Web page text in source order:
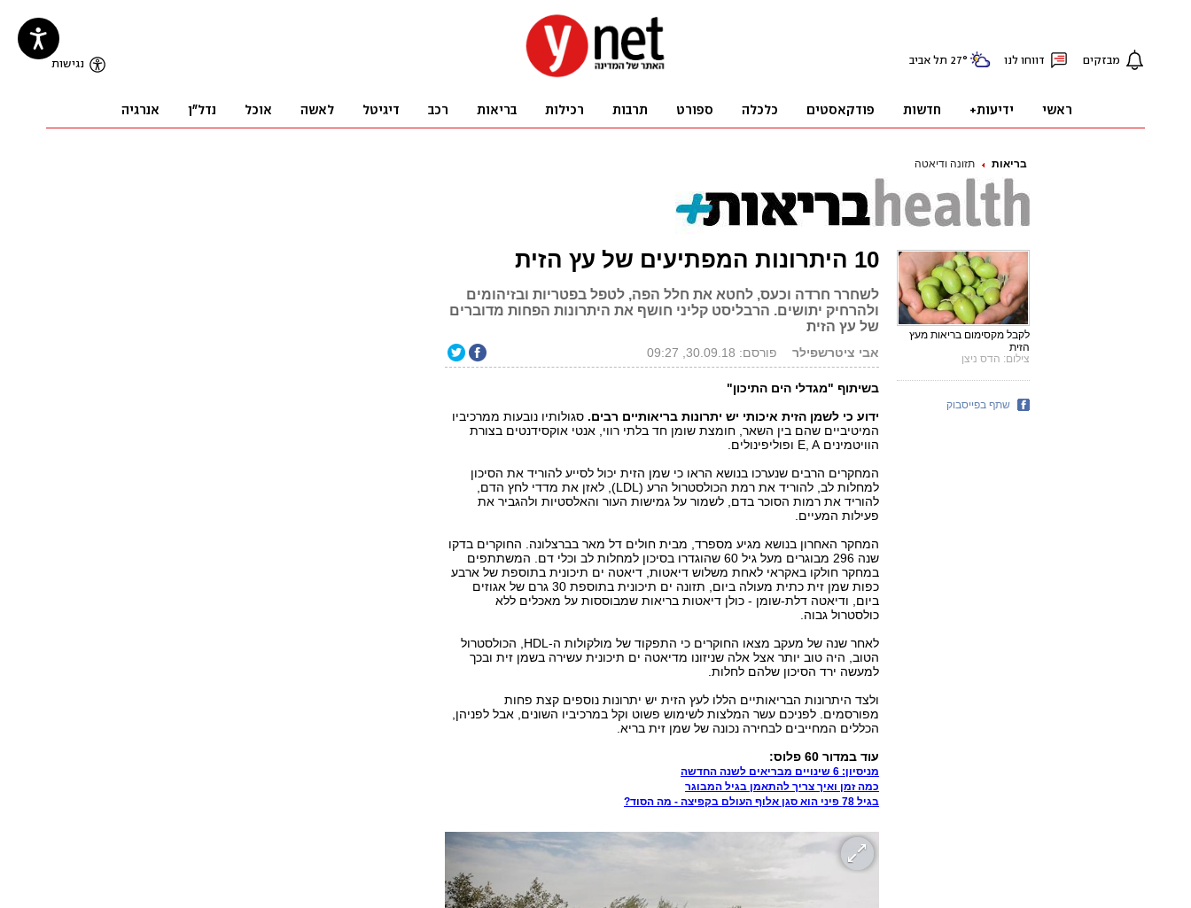
בריאות תזונה ודיאטה
10 היתרונות המפתיעים של עץ הזית
לשחרר חרדה וכעס, לחטא את חלל הפה, לטפל בפטריות ובזיהומים
ולהרחיק יתושים. הרבליסט קליני חושף את היתרונות הפחות מדוברים
של עץ הזית
אבי ציטרשפילר פורסם: 30.09.18, 09:27
בשיתוף "מגדלי הים התיכון"
ידוע כי לשמן הזית איכותי יש יתרונות בריאותיים רבים. סגולותיו נובעות ממרכיביו
המיטיביים שהם בין השאר, חומצת שומן חד בלתי רווי, אנטי אוקסידנטים בצורת
הוויטמינים E, A ופוליפינולים.
המחקרים הרבים שנערכו בנושא הראו כי שמן הזית יכול לסייע להוריד את הסיכון
למחלות לב, להוריד את רמת הכולסטרול הרע (LDL), לאזן את מדדי לחץ הדם,
להוריד את רמות הסוכר בדם, לשמור על גמישות העור והאלסטיות ולהגביר את
פעילות המעיים.
המחקר האחרון בנושא מגיע מספרד, מבית חולים דל מאר בברצלונה. החוקרים בדקו
שנה 296 מבוגרים מעל גיל 60 שהוגדרו בסיכון למחלות לב וכלי דם. המשתתפים
במחקר חולקו באקראי לאחת משלוש דיאטות, דיאטה ים תיכונית בתוספת של ארבע
כפות שמן זית כתית מעולה ביום, תזונה ים תיכונית בתוספת 30 גרם של אגוזים
ביום, ודיאטה דלת-שומן - כולן דיאטות בריאות שמבוססות על מאכלים ללא
כולסטרול גבוה.
לאחר שנה של מעקב מצאו החוקרים כי התפקוד של מולקולות ה-HDL, הכולסטרול
הטוב, היה טוב יותר אצל אלה שניזונו מדיאטה ים תיכונית עשירה בשמן זית ובכך
למעשה ירד הסיכון שלהם לחלות.
ולצד היתרונות הבריאותיים הללו לעץ הזית יש יתרונות נוספים קצת פחות
מפורסמים. לפניכם עשר המלצות לשימוש פשוט וקל במרכיביו השונים, אבל לפניהן,
הכללים המחייבים לבחירה נכונה של שמן זית בריא.
עוד במדור 60 פלוס:
מניסיון: 6 שינויים מבריאים לשנה החדשה
כמה זמן ואיך צריך להתאמן בגיל המבוגר
בגיל 78 פיני הוא סגן אלוף העולם בקפיצה - מה הסוד?
לקבל מקסימום בריאות מעץ
הזית
צילום: הדס ניצן
שתף בפייסבוק